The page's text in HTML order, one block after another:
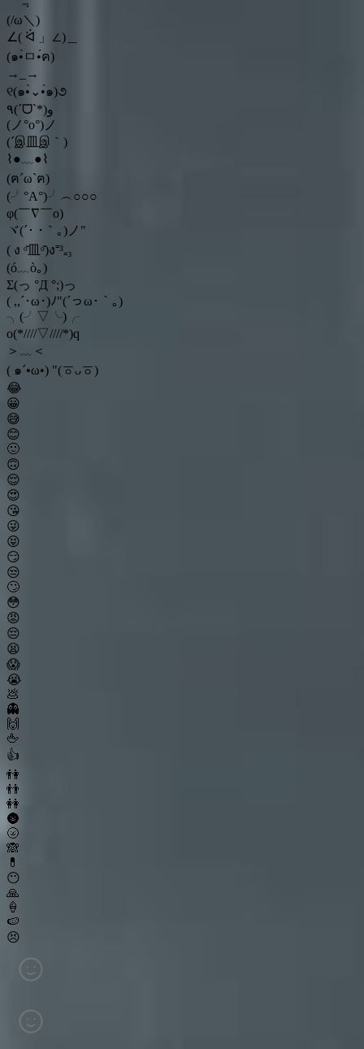
￣﹃￣
(/ω＼)
∠( ᐛ 」∠)＿
(๑•̀ㅁ•́ฅ)
→_→
୧(๑•̀⌄•́๑)૭
٩(ˊᗜˋ*)و
(ノ°ο°)ノ
(´இ皿இ｀)
⌇●﹏●⌇
(ฅ´ω`ฅ)
(╯°A°)╯︵○○○
φ(￣∇￣o)
ヾ(´･ ･｀｡)ノ"
( ง ᵒ̌皿ᵒ̌)ง⁼³₌₃
(ó﹏ò｡)
Σ(っ °Д °;)っ
( ,,´･ω･)ﾉ"(´っω･｀｡)
╮(╯▽╰)╭
o(*////▽////*)q
＞﹏＜
( ๑´•ω•) "(ㆆᴗㆆ)
😂
😀
😅
😊
🙂
🙃
😌
😍
😘
😜
😝
😏
😒
🙄
😳
😡
😔
😫
😱
😭
💩
👻
🙌
🖕
👍
👫
👬
👭
🌚
🌝
🙈
💊
😶
🙏
🍦
🍉
😣